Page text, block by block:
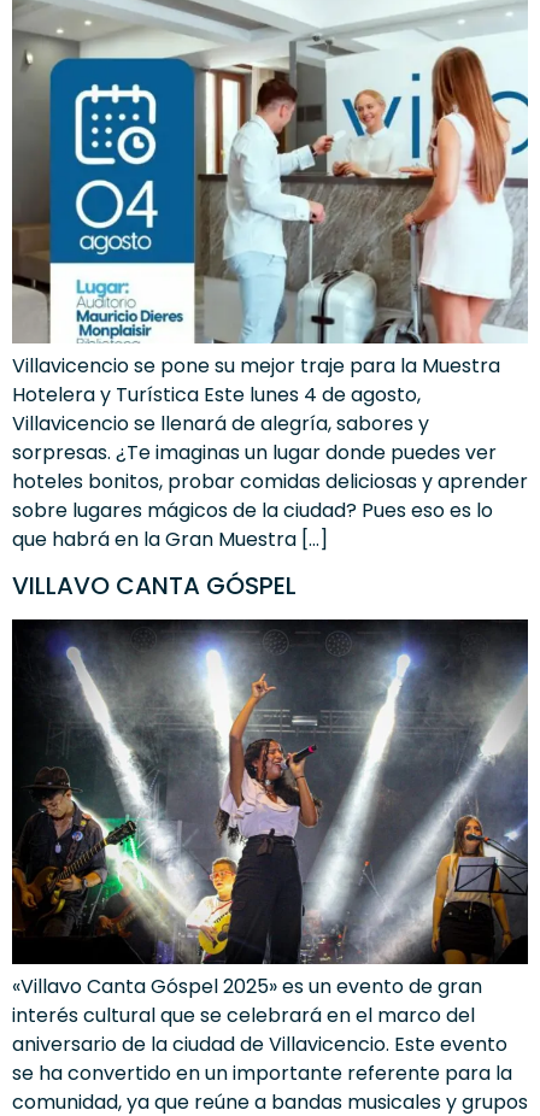
Villavicencio se pone su mejor traje para la Muestra
Hotelera y Turística Este lunes 4 de agosto,
Villavicencio se llenará de alegría, sabores y
sorpresas. ¿Te imaginas un lugar donde puedes ver
hoteles bonitos, probar comidas deliciosas y aprender
sobre lugares mágicos de la ciudad? Pues eso es lo
que habrá en la Gran Muestra […]
VILLAVO CANTA GÓSPEL
«Villavo Canta Góspel 2025» es un evento de gran
interés cultural que se celebrará en el marco del
aniversario de la ciudad de Villavicencio. Este evento
se ha convertido en un importante referente para la
comunidad, ya que reúne a bandas musicales y grupos